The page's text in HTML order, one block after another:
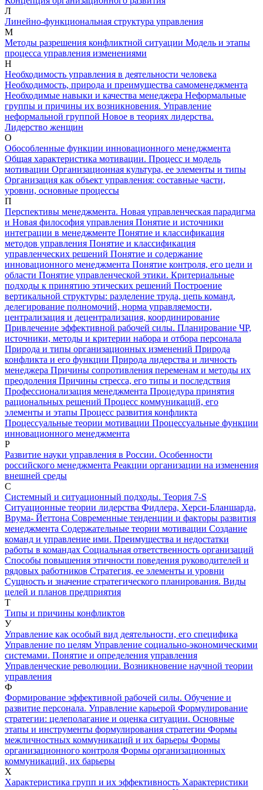
Л
Линейно-функциональная структура управления
М
Методы разрешения конфликтной ситуации Модель и этапы
процесса управления изменениями
Н
Необходимость управления в деятельности человека
Необходимость, природа и преимущества самоменеджмента
Необходимые навыки и качества менеджера Неформальные
группы и причины их возникновения. Управление
неформальной группой Новое в теориях лидерства.
Лидерство женщин
О
Обособленные функции инновационного менеджмента
Общая характеристика мотивации. Процесс и модель
мотивации Организационная культура, ее элементы и типы
Организация как объект управления: составные части,
уровни, основные процессы
П
Перспективы менеджмента. Новая управленческая парадигма
и Новая философия управления Понятие и источники
интеграции в менеджменте Понятие и классификация
методов управления Понятие и классификация
управленческих решений Понятие и содержание
инновационного менеджмента Понятие контроля, его цели и
области Понятие управленческой этики. Критериальные
подходы к принятию этических решений Построение
вертикальной структуры: разделение труда, цепь команд,
делегирование полномочий, норма управляемости,
централизация и децентрализация, координирование
Привлечение эффективной рабочей силы. Планирование ЧР,
источники, методы и критерии набора и отбора персонала
Природа и типы организационных изменений Природа
конфликта и его функции Природа лидерства и личность
менеджера Причины сопротивления переменам и методы их
преодоления Причины стресса, его типы и последствия
Профессионализация менеджмента Процедура принятия
рациональных решений Процесс коммуникаций, его
элементы и этапы Процесс развития конфликта
Процессуальные теории мотивации Процессуальные функции
инновационного менеджмента
Р
Развитие науки управления в России. Особенности
российского менеджмента Реакции организации на изменения
внешней среды
С
Системный и ситуационный подходы. Теория 7-S
Ситуационные теории лидерства Фидлера, Херси-Бланшарда,
Врума- Йеттона Современные тенденции и факторы развития
менеджмента Содержательные теории мотивации Создание
команд и управление ими. Преимущества и недостатки
работы в командах Социальная ответственность организаций
Способы повышения этичности поведения руководителей и
рядовых работников Стратегия, ее элементы и уровни
Сущность и значение стратегического планирования. Виды
целей и планов предприятия
Т
Типы и причины конфликтов
У
Управление как особый вид деятельности, его специфика
Управление по целям Управление социально-экономическими
системами. Понятие и определения управления
Управленческие революции. Возникновение научной теории
управления
Ф
Формирование эффективной рабочей силы. Обучение и
развитие персонала. Управление карьерой Формулирование
стратегии: целеполагание и оценка ситуации. Основные
этапы и инструменты формулирования стратегии Формы
межличностных коммуникаций и их барьеры Формы
организационного контроля Формы организационных
коммуникаций, их барьеры
Х
Характеристика групп и их эффективность Характеристики